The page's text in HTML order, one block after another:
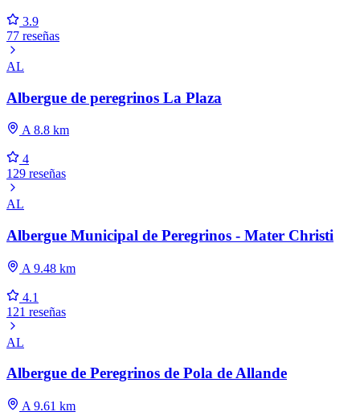
3.9
77 reseñas
AL
Albergue de peregrinos La Plaza
A 8.8 km
4
129 reseñas
AL
Albergue Municipal de Peregrinos - Mater Christi
A 9.48 km
4.1
121 reseñas
AL
Albergue de Peregrinos de Pola de Allande
A 9.61 km